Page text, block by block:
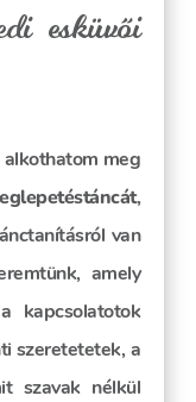
esküvői
meg
,
van
amely
kapcsolatotok
szeretetetek, a
szavak nélkül